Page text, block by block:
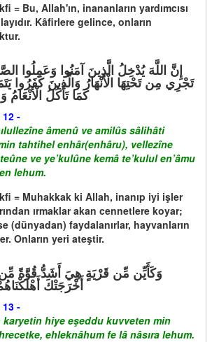
= Bu, Allah'ın, inananların yardımcısı
Kâfirlere gelince, onların
تَجْرِي مِن تَحْتِهَا الْأَنْهَارُ وَالَّذِينَ كَفَرُوا
كَمَا تَأْكُلُ الْأَنْعَامُ
12 -
âmenû ve amilûs sâlihâti
tahtihel enhâr(enhâru), vellezîne
ve ye’kulûne kemâ te’kulul en’âmu
lehum.
= Muhakkak ki Allah, inanıp iyi işler
ırmaklar akan cennetlere koyar;
(dünyadan) faydalanırlar, hayvanların
Onların yeri ateştir.
أَخْرَجَتْكَ
13 -
karyetin hiye eşeddu kuvveten min
ehleknâhum fe lâ nâsıra lehum.